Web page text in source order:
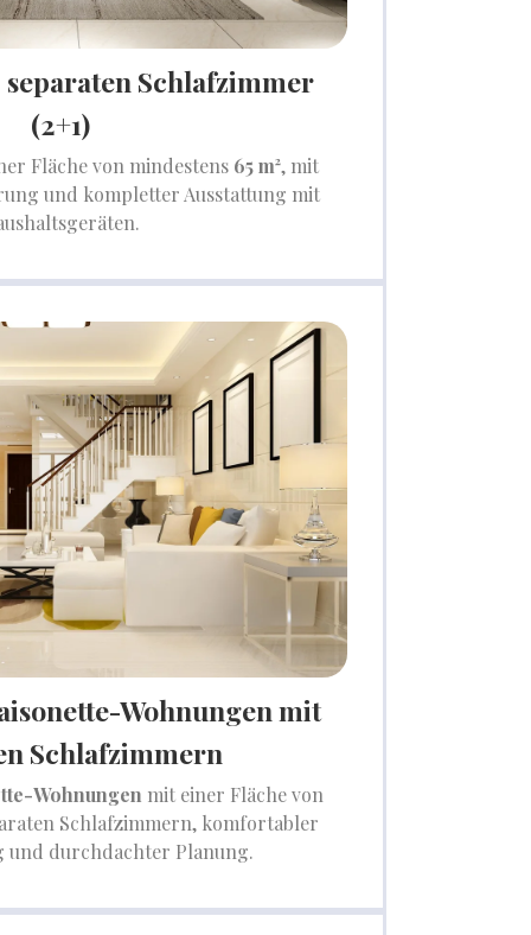
Schlafzimmer
(2+1)
Fläche von mindestens 65 m², mit
und kompletter Ausstattung mit
Wohnungen mit
Schlafzimmern
Wohnungen mit einer Fläche von
Schlafzimmern, komfortabler
und durchdachter Planung.